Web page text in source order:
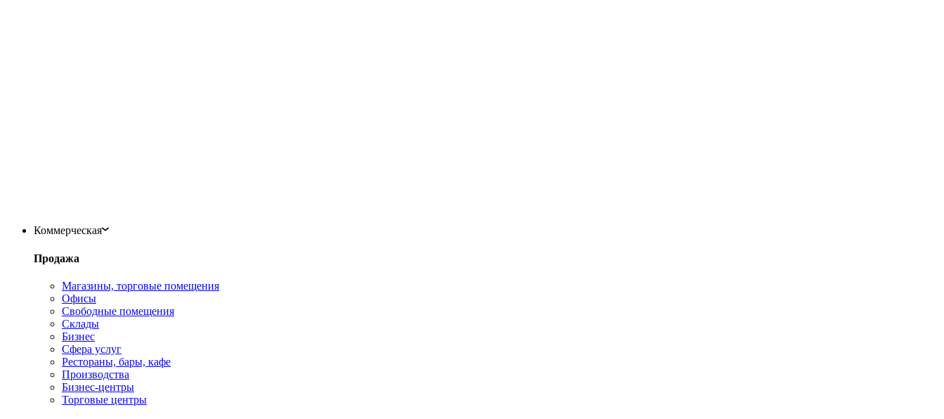
Коммерческая
Продажа
Магазины, торговые помещения
Офисы
Свободные помещения
Склады
Бизнес
Сфера услуг
Рестораны, бары, кафе
Производства
Бизнес-центры
Торговые центры